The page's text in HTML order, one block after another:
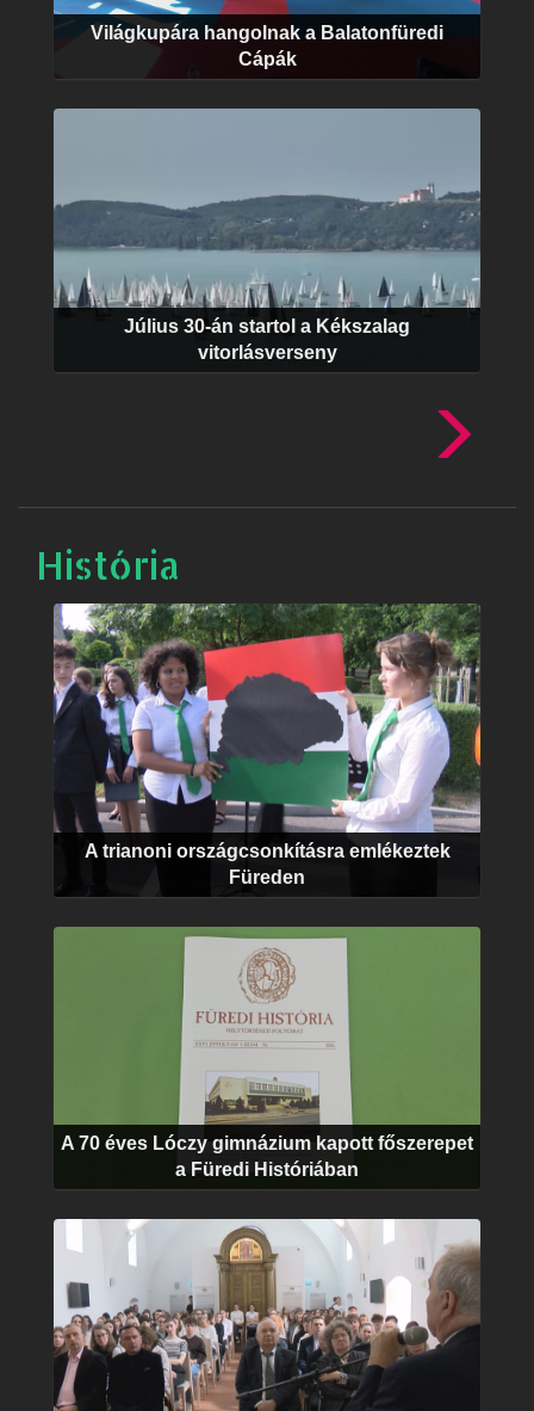
Világkupára hangolnak a Balatonfüredi
Cápák
Július 30-án startol a Kékszalag
vitorlásverseny
História
A trianoni országcsonkításra emlékeztek
Füreden
A 70 éves Lóczy gimnázium kapott főszerepet
a Füredi Históriában